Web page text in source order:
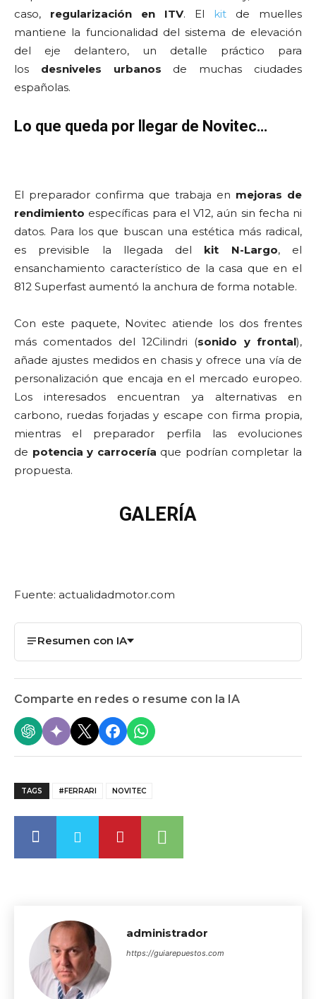
caso, regularización en ITV. El kit de muelles
mantiene la funcionalidad del sistema de elevación
del eje delantero, un detalle práctico para
los desniveles urbanos de muchas ciudades
españolas.
Lo que queda por llegar de Novitec…
El preparador confirma que trabaja en mejoras de
rendimiento específicas para el V12, aún sin fecha ni
datos. Para los que buscan una estética más radical,
es previsible la llegada del kit N-Largo, el
ensanchamiento característico de la casa que en el
812 Superfast aumentó la anchura de forma notable.
Con este paquete, Novitec atiende los dos frentes
más comentados del 12Cilindri (sonido y frontal),
añade ajustes medidos en chasis y ofrece una vía de
personalización que encaja en el mercado europeo.
Los interesados encuentran ya alternativas en
carbono, ruedas forjadas y escape con firma propia,
mientras el preparador perfila las evoluciones
de potencia y carrocería que podrían completar la
propuesta.
GALERÍA
Fuente: actualidadmotor.com
Resumen con IA
Comparte en redes o resume con la IA
TAGS #FERRARI NOVITEC
administrador
https://guiarepuestos.com